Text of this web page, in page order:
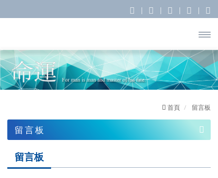
主選
單
首頁 留言板
留言板
靈學服務
靈學理論
留⾔板